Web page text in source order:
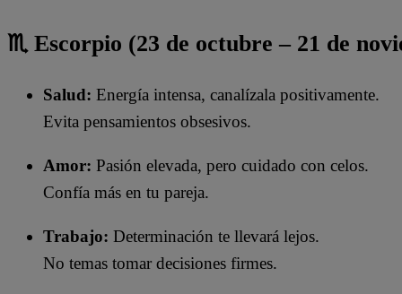
♏ Escorpio (23 de octubre – 21 de
Salud: Energía intensa, canalízala positivamente.
Evita pensamientos obsesivos.
Amor: Pasión elevada, pero cuidado con celos.
Confía más en tu pareja.
Trabajo: Determinación te llevará lejos.
No temas tomar decisiones firmes.